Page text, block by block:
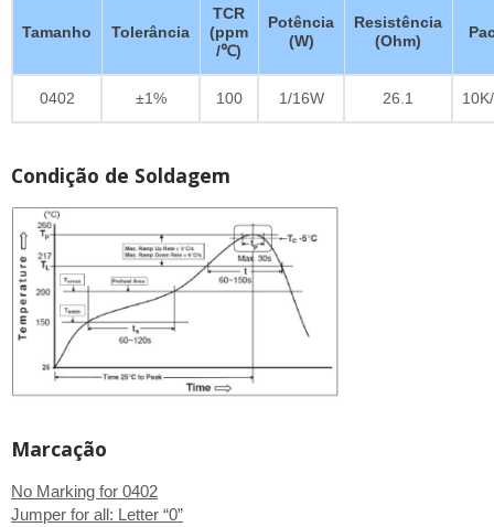
Tamanho Tolerância
TCR
(ppm
/℃)
Potência
(W)
Resistência
(Ohm)
0402 ±1% 100 1/16W 26.1
Condição de Soldagem
Marcação
No Marking for 0402
Jumper for all: Letter “0”